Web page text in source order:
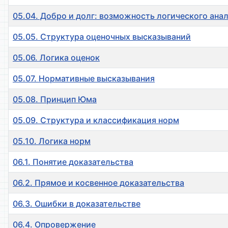
05.04. Добро и долг: возможность логического
05.05. Структура оценочных высказываний
05.06. Логика оценок
05.07. Нормативные высказывания
05.08. Принцип Юма
05.09. Структура и классификация норм
05.10. Логика норм
06.1. Понятие доказательства
06.2. Прямое и косвенное доказательства
06.3. Ошибки в доказательстве
06.4. Опровержение